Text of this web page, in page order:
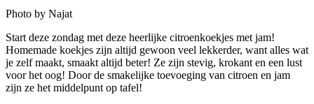
Photo by Najat
Start deze zondag met deze heerlijke citroenkoekjes met jam!
Homemade koekjes zijn altijd gewoon veel lekkerder, want alles wat
je zelf maakt, smaakt altijd beter! Ze zijn stevig, krokant en een lust
voor het oog! Door de smakelijke toevoeging van citroen en jam
zijn ze het middelpunt op tafel!